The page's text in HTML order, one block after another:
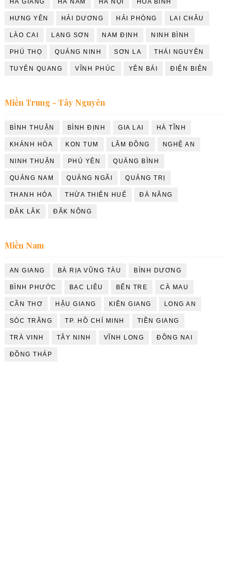
HÀ GIANG HÀ NAM HÀ NỘI HÒA BÌNH
HƯNG YÊN HẢI DƯƠNG HẢI PHÒNG LAI CHÂU
LÀO CAI LẠNG SƠN NAM ĐỊNH NINH BÌNH
PHÚ THỌ QUẢNG NINH SƠN LA THÁI NGUYÊN
TUYÊN QUANG VĨNH PHÚC YÊN BÁI ĐIỆN BIÊN
Miền Trung - Tây Nguyên
BÌNH THUẬN BÌNH ĐỊNH GIA LAI HÀ TĨNH
KHÁNH HÒA KON TUM LÂM ĐỒNG NGHỆ AN
NINH THUẬN PHÚ YÊN QUẢNG BÌNH
QUẢNG NAM QUẢNG NGÃI QUẢNG TRỊ
THANH HÓA THỪA THIÊN HUẾ ĐÀ NẴNG
ĐĂK LĂK ĐĂK NÔNG
Miền Nam
AN GIANG BÀ RỊA VŨNG TÀU BÌNH DƯƠNG
BÌNH PHƯỚC BẠC LIÊU BẾN TRE CÀ MAU
CẦN THƠ HẬU GIANG KIÊN GIANG LONG AN
SÓC TRĂNG TP. HỒ CHÍ MINH TIỀN GIANG
TRÀ VINH TÂY NINH VĨNH LONG ĐỒNG NAI
ĐỒNG THÁP